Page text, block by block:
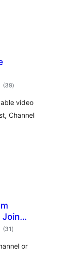
(39tổng
đánh
)
video
Channel
Join
(31 tổng
đánh
)
or